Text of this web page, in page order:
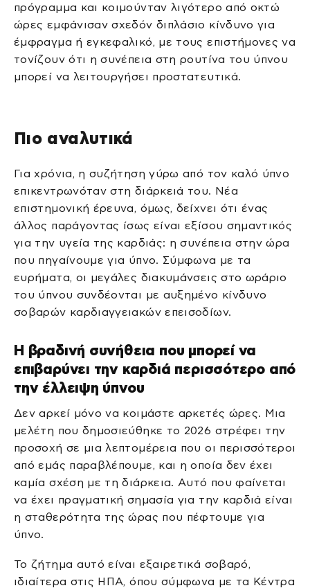
πρόγραμμα και κοιμούνταν λιγότερο από οκτώ
ώρες εμφάνισαν σχεδόν διπλάσιο κίνδυνο για
έμφραγμα ή εγκεφαλικό, με τους επιστήμονες να
τονίζουν ότι η συνέπεια στη ρουτίνα του ύπνου
μπορεί να λειτουργήσει προστατευτικά.
Πιο αναλυτικά
Για χρόνια, η συζήτηση γύρω από τον καλό ύπνο
επικεντρωνόταν στη διάρκειά του. Νέα
επιστημονική έρευνα, όμως, δείχνει ότι ένας
άλλος παράγοντας ίσως είναι εξίσου σημαντικός
για την υγεία της καρδιάς: η συνέπεια στην ώρα
που πηγαίνουμε για ύπνο. Σύμφωνα με τα
ευρήματα, οι μεγάλες διακυμάνσεις στο ωράριο
του ύπνου συνδέονται με αυξημένο κίνδυνο
σοβαρών καρδιαγγειακών επεισοδίων.
Η βραδινή συνήθεια που μπορεί να
επιβαρύνει την καρδιά περισσότερο από
την έλλειψη ύπνου
Δεν αρκεί μόνο να κοιμάστε αρκετές ώρες. Μια
μελέτη που δημοσιεύθηκε το 2026 στρέφει την
προσοχή σε μια λεπτομέρεια που οι περισσότεροι
από εμάς παραβλέπουμε, και η οποία δεν έχει
καμία σχέση με τη διάρκεια. Αυτό που φαίνεται
να έχει πραγματική σημασία για την καρδιά είναι
η σταθερότητα της ώρας που πέφτουμε για
ύπνο.
Το ζήτημα αυτό είναι εξαιρετικά σοβαρό,
ιδιαίτερα στις ΗΠΑ, όπου σύμφωνα με τα Κέντρα